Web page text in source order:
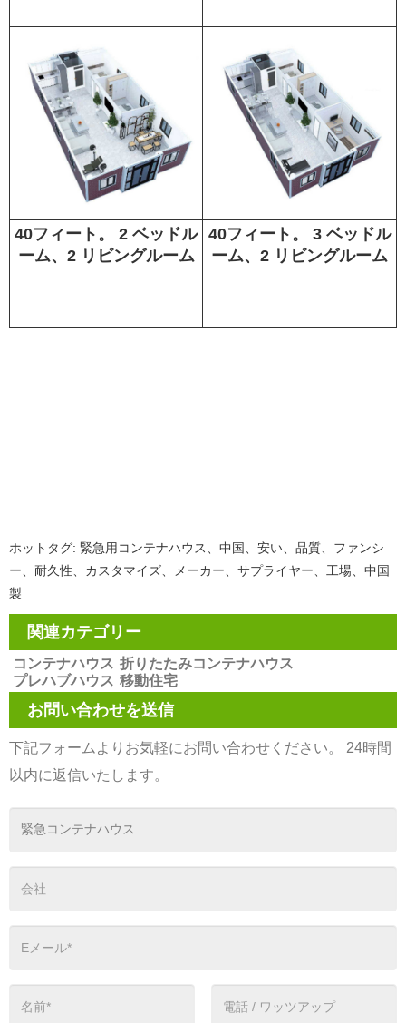
40フィート。 2 ベッドル
ーム、2 リビングルーム
40フィート。 3 ベッドル
ーム、2 リビングルーム
ホットタグ: 緊急用コンテナハウス、中国、安い、品質、ファンシ
ー、耐久性、カスタマイズ、メーカー、サプライヤー、工場、中国
製
関連カテゴリー
コンテナハウス 折りたたみコンテナハウス
プレハブハウス 移動住宅
お問い合わせを送信
下記フォームよりお気軽にお問い合わせください。 24時間
以内に返信いたします。